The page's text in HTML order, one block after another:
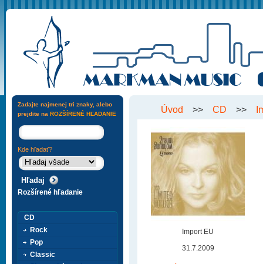
Úvod >> CD >>
Import EU
31.7.2009
Zadajte najmenej tri znaky, alebo
prejdite na ROZŠÍRENÉ HĽADANIE
Kde hľadať?
Rozšírené hľadanie
CD
Rock
Pop
Classic